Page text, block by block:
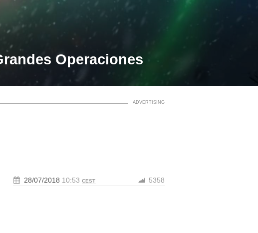
Operaciones
28/07/2018 10:53 CEST 5358